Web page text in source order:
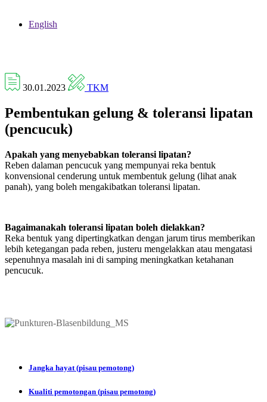
English
30.01.2023 TKM
Pembentukan gelung & toleransi lipatan
(pencucuk)
Apakah yang menyebabkan toleransi lipatan?
Reben dalaman pencucuk yang mempunyai reka bentuk
konvensional cenderung untuk membentuk gelung (lihat anak
panah), yang boleh mengakibatkan toleransi lipatan.
Bagaimanakah toleransi lipatan boleh dielakkan?
Reka bentuk yang dipertingkatkan dengan jarum tirus memberikan
lebih ketegangan pada reben, justeru mengelakkan atau mengatasi
sepenuhnya masalah ini di samping meningkatkan ketahanan
pencucuk.
Jangka hayat (pisau pemotong)
Kualiti pemotongan (pisau pemotong)